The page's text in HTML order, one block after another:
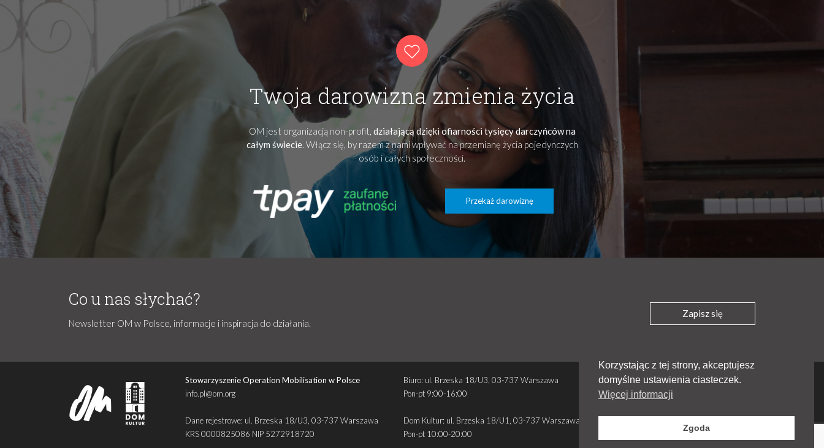
Twoja darowizna zmienia życia
OM jest organizacją non-profit, działającą dzięki ofiarności tysięcy darczyńców na
całym świecie. Włącz się, by razem z nami wpływać na przemianę życia pojedynczych
osób i całych społeczności.
Przekaż darowiznę
Co u nas słychać?
Newsletter OM w Polsce, informacje i inspiracja do działania.
Zapisz się
Stowarzyszenie Operation Mobilisation w Polsce
info.pl@om.org
Dane rejestrowe: ul. Brzeska 18/U3, 03-737 Warszawa
KRS 0000825086 NIP 5272918720
Biuro: ul. Brzeska 18/U3, 03-737 Warszawa
Pon-pt 9:00-16:00
Dom Kultur: ul. Brzeska 18/U1, 03-737 Warszawa
Pon-pt 10:00-20:00
Polityka prywatności
Regulamin - sklep i darowizny
Stowarzyszenie - statut, zarząd, sprawozdania
Wszelkie prawa zastrzeżone
Korzystając z tej strony, akceptujesz
domyślne ustawienia ciasteczek.
Więcej informacji
Zgoda